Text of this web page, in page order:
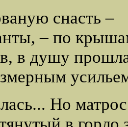
снасть –
– по
в душу
Но